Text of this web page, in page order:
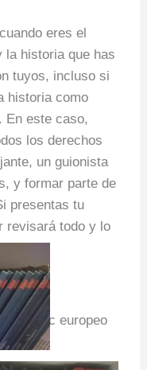
eres el
la historia que has
tuyos, incluso si
historia como
En este caso,
los derechos
un guionista
y formar parte de
presentas tu
revisará todo y lo
cómic europeo